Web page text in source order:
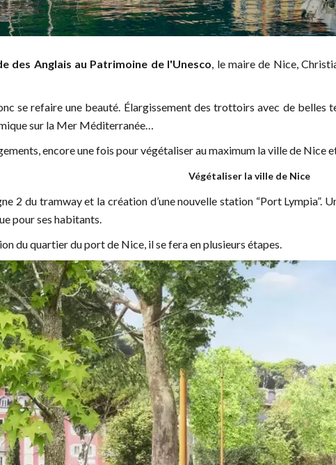
des Anglais au Patrimoine de l'Unesco, le maire de Nice,
se refaire une beauté. Élargissement des trottoirs avec de belles
sur la Mer Méditerranée…
encore une fois pour végétaliser au maximum la ville de Nice
Végétaliser la ville de Nice
2 du tramway et la création d’une nouvelle station “Port Lympia”.
pour ses habitants.
du quartier du port de Nice, il se fera en plusieurs étapes.